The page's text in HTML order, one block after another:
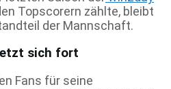
Topscorern zählte, bleibt
der Mannschaft.
sich fort
Fans für seine